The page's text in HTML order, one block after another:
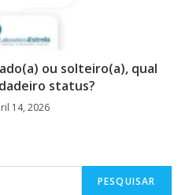
ou solteiro(a), qual
status?
14, 2026
PESQUISAR